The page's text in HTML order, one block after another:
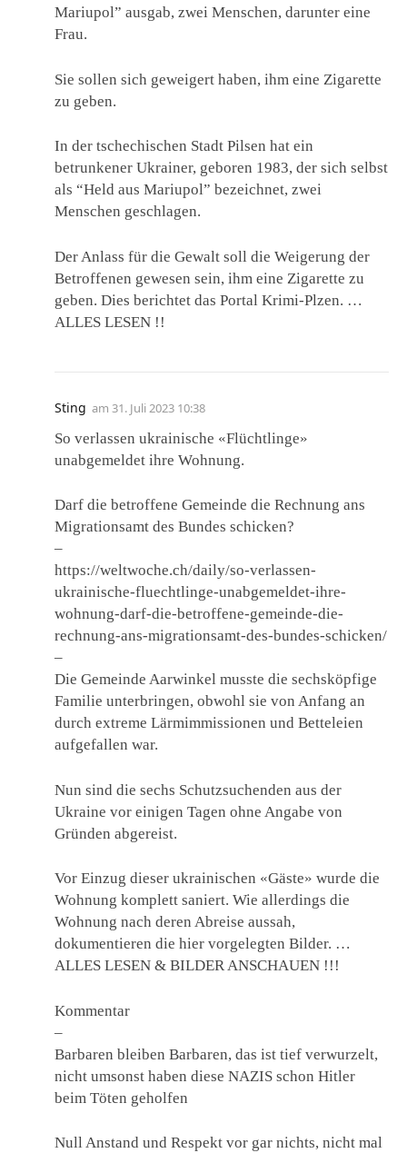
Mariupol” ausgab, zwei Menschen, darunter eine
Frau.
Sie sollen sich geweigert haben, ihm eine Zigarette
zu geben.
In der tschechischen Stadt Pilsen hat ein
betrunkener Ukrainer, geboren 1983, der sich selbst
als “Held aus Mariupol” bezeichnet, zwei
Menschen geschlagen.
Der Anlass für die Gewalt soll die Weigerung der
Betroffenen gewesen sein, ihm eine Zigarette zu
geben. Dies berichtet das Portal Krimi-Plzen. …
ALLES LESEN !!
Sting am 31. Juli 2023 10:38
So verlassen ukrainische «Flüchtlinge»
unabgemeldet ihre Wohnung.
Darf die betroffene Gemeinde die Rechnung ans
Migrationsamt des Bundes schicken?
–
https://weltwoche.ch/daily/so-verlassen-
ukrainische-fluechtlinge-unabgemeldet-ihre-
wohnung-darf-die-betroffene-gemeinde-die-
rechnung-ans-migrationsamt-des-bundes-schicken/
–
Die Gemeinde Aarwinkel musste die sechsköpfige
Familie unterbringen, obwohl sie von Anfang an
durch extreme Lärmimmissionen und Betteleien
aufgefallen war.
Nun sind die sechs Schutzsuchenden aus der
Ukraine vor einigen Tagen ohne Angabe von
Gründen abgereist.
Vor Einzug dieser ukrainischen «Gäste» wurde die
Wohnung komplett saniert. Wie allerdings die
Wohnung nach deren Abreise aussah,
dokumentieren die hier vorgelegten Bilder. …
ALLES LESEN & BILDER ANSCHAUEN !!!
Kommentar
–
Barbaren bleiben Barbaren, das ist tief verwurzelt,
nicht umsonst haben diese NAZIS schon Hitler
beim Töten geholfen
Null Anstand und Respekt vor gar nichts, nicht mal